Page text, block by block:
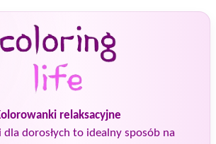
relaksacyjne
dla dorosłych to idealny sposób na